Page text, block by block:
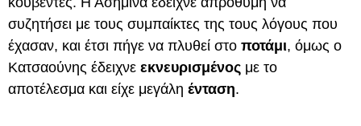
συζητήσει με τους συμπαίκτες της τους λόγους που
έχασαν, και έτσι πήγε να πλυθεί στο ποτάμι, όμως ο
Κατσαούνης έδειχνε εκνευρισμένος με το
αποτέλεσμα και είχε μεγάλη ένταση.